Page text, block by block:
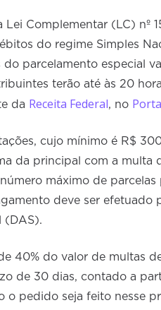
Lei Complementar (LC) nº
do regime Simples
do parcelamento especial
terão até às 20
da Receita Federal, no
cujo mínimo é R$
da principal com a multa
máximo de
deve ser
(DAS).
40% do valor de multas
de 30 dias, contado a
o pedido seja feito nesse